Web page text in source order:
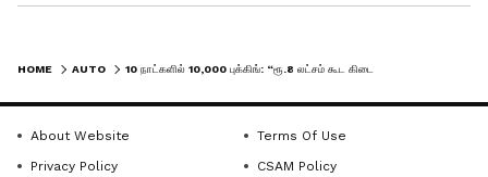
கூடுதலாக, கியூலாக்கின் தொடக்க நிலை
கிளாசிக் பதிப்பிற்கான முன்பதிவுகள்
HOME AUTO
About Website
Terms Of Use
Privacy Policy
CSAM Policy